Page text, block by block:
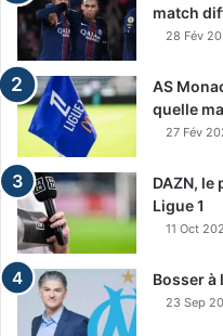
match
28 Fév
AS
quelle
27 Fév
DAZN,
Ligue 1
11 Oct
Bosser à
23 Sep